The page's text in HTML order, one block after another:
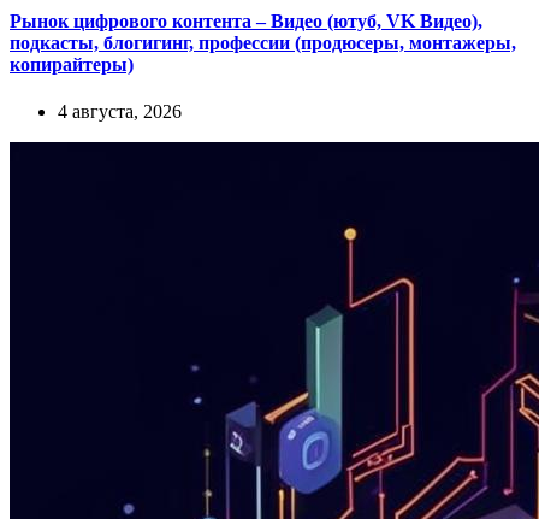
Рынок цифрового контента – Видео (ютуб, VK Видео),
подкасты, блогигинг, профессии (продюсеры, монтажеры,
копирайтеры)
4 августа, 2026